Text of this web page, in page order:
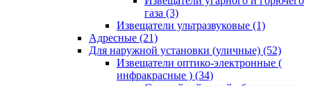
газа (3)
Извещатели ультразвуковые (1)
Адресные (21)
Для наружной установки (уличные) (52)
Извещатели оптико-электронные (
инфракрасные ) (34)